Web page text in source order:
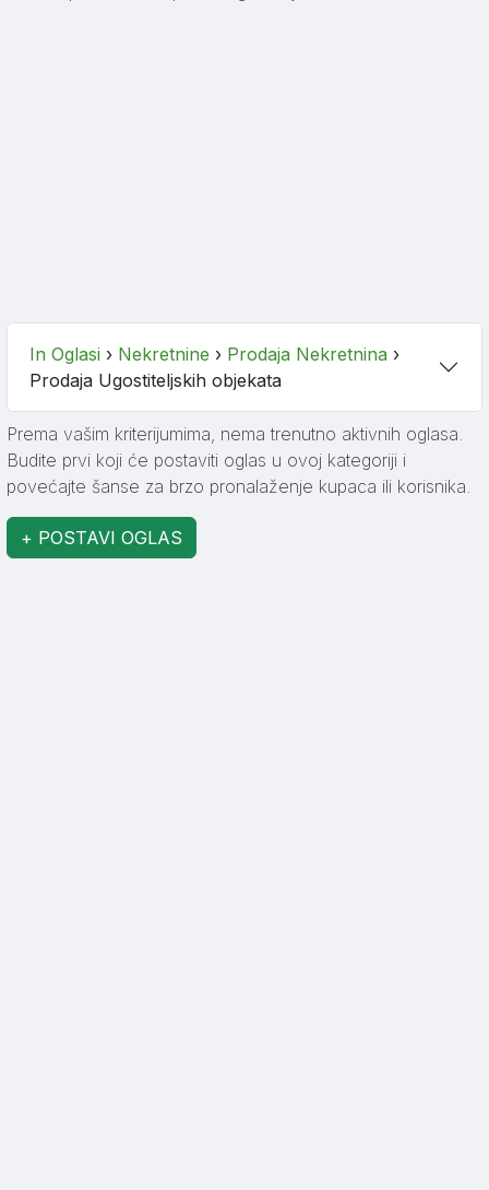
In Oglasi › Nekretnine › Prodaja Nekretnina ›
Prodaja Ugostiteljskih objekata
Prema vašim kriterijumima, nema trenutno aktivnih oglasa.
Budite prvi koji će postaviti oglas u ovoj kategoriji i
povećajte šanse za brzo pronalaženje kupaca ili korisnika.
+ POSTAVI OGLAS